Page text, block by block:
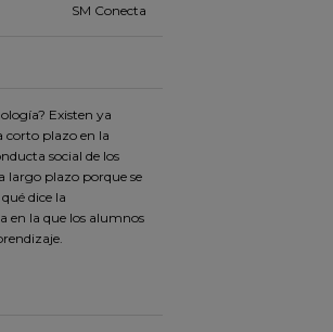
SM Conecta
Existen ya
corto plazo en la
social de los
largo plazo porque se
dice la
en la que los alumnos